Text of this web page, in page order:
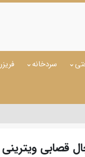
سردخانه فریزر
ویترینی 1/5 متری